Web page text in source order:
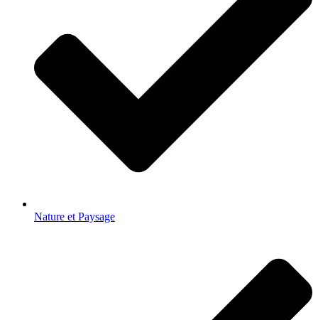
Nature et Paysage